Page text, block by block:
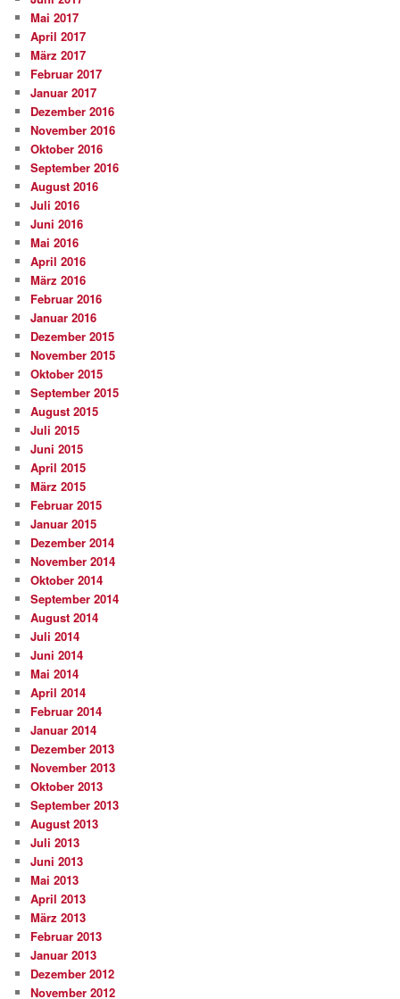
Mai 2017
April 2017
März 2017
Februar 2017
Januar 2017
Dezember 2016
November 2016
Oktober 2016
September 2016
August 2016
Juli 2016
Juni 2016
Mai 2016
April 2016
März 2016
Februar 2016
Januar 2016
Dezember 2015
November 2015
Oktober 2015
September 2015
August 2015
Juli 2015
Juni 2015
April 2015
März 2015
Februar 2015
Januar 2015
Dezember 2014
November 2014
Oktober 2014
September 2014
August 2014
Juli 2014
Juni 2014
Mai 2014
April 2014
Februar 2014
Januar 2014
Dezember 2013
November 2013
Oktober 2013
September 2013
August 2013
Juli 2013
Juni 2013
Mai 2013
April 2013
März 2013
Februar 2013
Januar 2013
Dezember 2012
November 2012